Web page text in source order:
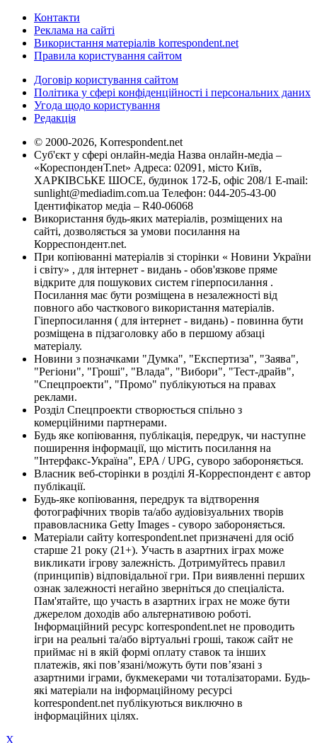
Контакти
Реклама на сайті
Використання матеріалів korrespondent.net
Правила користування сайтом
Договір користування сайтом
Політика у сфері конфіденційності і персональних даних
Угода щодо користування
Редакція
© 2000-2026, Korrespondent.net
Суб'єкт у сфері онлайн-медіа Назва онлайн-медіа –
«КореспонденТ.net» Адреса: 02091, місто Київ,
ХАРКІВСЬКЕ ШОСЕ, будинок 172-Б, офіс 208/1 E-mail:
sunlight@mediadim.com.ua Телефон: 044-205-43-00
Ідентифікатор медіа – R40-06068
Використання будь-яких матеріалів, розміщених на
сайті, дозволяється за умови посилання на
Корреспондент.net.
При копіюванні матеріалів зі сторінки « Новини України
і світу» , для інтернет - видань - обов'язкове пряме
відкрите для пошукових систем гіперпосилання .
Посилання має бути розміщена в незалежності від
повного або часткового використання матеріалів.
Гіперпосилання ( для інтернет - видань) - повинна бути
розміщена в підзаголовку або в першому абзаці
матеріалу.
Новини з позначками "Думка", "Експертиза", "Заява",
"Регіони", "Гроші", "Влада", "Вибори", "Тест-драйв",
"Спецпроекти", "Промо" публікуються на правах
реклами.
Розділ Спецпроекти створюється спільно з
комерційними партнерами.
Будь яке копіювання, публікація, передрук, чи наступне
поширення інформації, що містить посилання на
"Інтерфакс-Україна", EPA / UPG, суворо забороняється.
Власник веб-сторінки в розділі Я-Корреспондент є автор
публікації.
Будь-яке копіювання, передрук та відтворення
фотографічних творів та/або аудіовізуальних творів
правовласника Getty Images - суворо забороняється.
Матеріали сайту korrespondent.net призначені для осіб
старше 21 року (21+). Участь в азартних іграх може
викликати ігрову залежність. Дотримуйтесь правил
(принципів) відповідальної гри. При виявленні перших
ознак залежності негайно зверніться до спеціаліста.
Пам'ятайте, що участь в азартних іграх не може бути
джерелом доходів або альтернативою роботі.
Інформаційний ресурс korrespondent.net не проводить
ігри на реальні та/або віртуальні гроші, також сайт не
приймає ні в якій формі оплату ставок та інших
платежів, які пов’язані/можуть бути пов’язані з
азартними іграми, букмекерами чи тоталізаторами. Будь-
які матеріали на інформаційному ресурсі
korrespondent.net публікуються виключно в
інформаційних цілях.
X